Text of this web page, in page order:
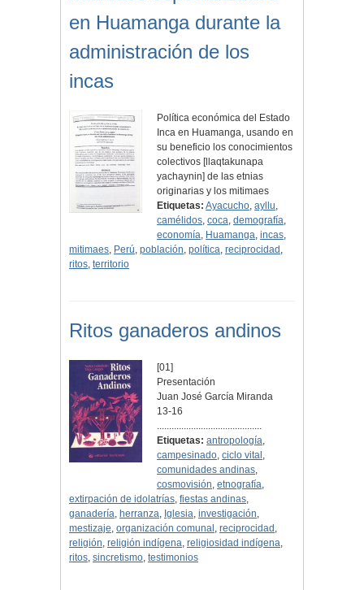
en Huamanga durante la
administración de los
incas
Política económica del Estado
Inca en Huamanga, usando en
su beneficio los conocimientos
colectivos [llaqtakunapa
yachaynin] de las etnias
originarias y los mitimaes
Etiquetas: Ayacucho,ayllu,
camélidos,coca,demografía,
economía, Huamanga,incas,
mitimaes, Perú, población, política, reciprocidad ,
ritos, territorio
Ritos ganaderos andinos
[01]
Presentación
Juan José García Miranda
13-16
...........................................
Etiquetas: antropología,
campesinado,ciclo vital ,
comunidades andinas,
cosmovisión,etnografía,
extirpación de idolatrías, fiestas andinas,
ganadería, herranza, Iglesia, investigación,
mestizaje, organización comunal , reciprocidad ,
religión, religión indígena, religiosidad indígena,
ritos, sincretismo, testimonios